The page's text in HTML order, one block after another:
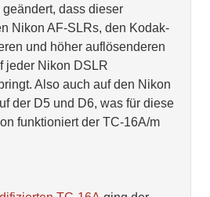
dass dieser
Nikon AF-SLRs, den Kodak-
und höher auflösenderen
jeder Nikon DSLR
Also auch auf den Nikon
der D5 und D6, was für diese
funktioniert der TC-16A/m